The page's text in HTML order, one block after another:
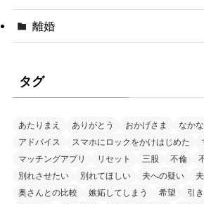
離婚
タグ
あたりまえ ありがとう おかげさま
なか
アドバイス
スマホにロックをかけはじめた
マッチングアプリ
リセット 三股 不倫
別れさせたい
別れてほしい 夫への疑い
奥さんとの比較
嫉妬してしまう 希望 引